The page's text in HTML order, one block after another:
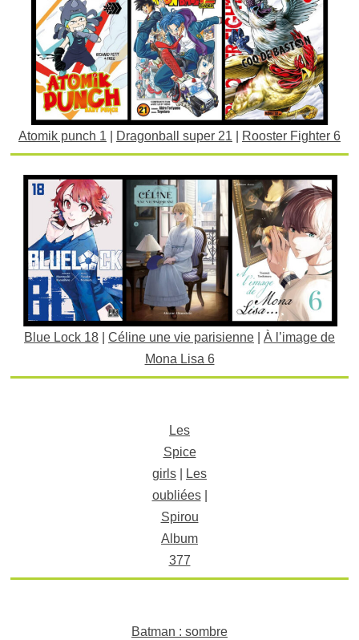
Atomik punch 1 Dragonball super 21 Rooster Fighter 6
Blue Lock 18 Céline une vie parisienne
À l’image de
Mona Lisa 6
Les
Spice
girls
Les
oubliées|
Spirou
Album
377
Batman : sombre